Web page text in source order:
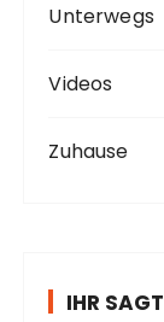
Unterwegs
Videos
Zuhause
IHR SAGT